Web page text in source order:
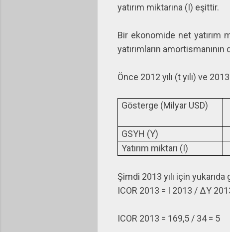
yatırım miktarına (I) eşittir.
Bir ekonomide net yatırım
yatırımların
Önce 2012 yılı (t yılı) ve
Gösterge (Milyar USD)
GSYH (Y)
Yatırım miktarı (I)
Şimdi 2013 yılı için
ICOR 2013 = I 2013 / ΔY
ICOR 2013 = 169,5 / 34 = 5